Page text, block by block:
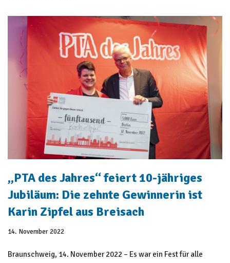
„PTA des Jahres“ feiert 10-jähriges
Jubiläum: Die zehnte Gewinnerin ist
Karin Zipfel aus Breisach
14. November 2022
Braunschweig, 14. November 2022 – Es war ein Fest für alle